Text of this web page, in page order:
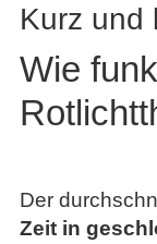
Kurz und
Wie
Der
Zeit in